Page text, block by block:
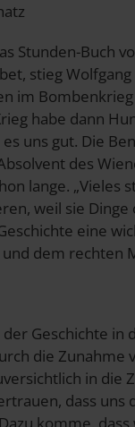
Stunden-Buch
stieg
im
habe dann
uns gut. Die
des
lange. „Vieles
weil sie
eine
dem rechten
Geschichte
die Zunahme
in die
dass